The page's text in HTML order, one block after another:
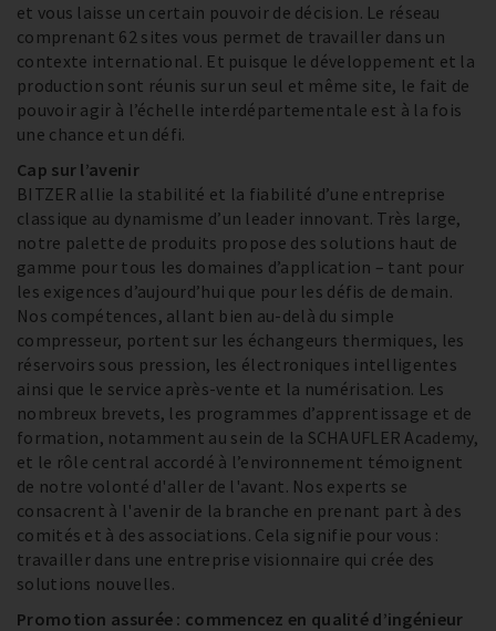
et vous laisse un certain pouvoir de décision. Le réseau
comprenant 62 sites vous permet de travailler dans un
contexte international. Et puisque le développement et la
production sont réunis sur un seul et même site, le fait de
pouvoir agir à l’échelle interdépartementale est à la fois
une chance et un défi.
Cap sur l’avenir
BITZER allie la stabilité et la fiabilité d’une entreprise
classique au dynamisme d’un leader innovant. Très large,
notre palette de produits propose des solutions haut de
gamme pour tous les domaines d’application – tant pour
les exigences d’aujourd’hui que pour les défis de demain.
Nos compétences, allant bien au-delà du simple
compresseur, portent sur les échangeurs thermiques, les
réservoirs sous pression, les électroniques intelligentes
ainsi que le service après-vente et la numérisation. Les
nombreux brevets, les programmes d’apprentissage et de
formation, notamment au sein de la SCHAUFLER Academy,
et le rôle central accordé à l’environnement témoignent
de notre volonté d'aller de l'avant. Nos experts se
consacrent à l'avenir de la branche en prenant part à des
comités et à des associations. Cela signifie pour vous :
travailler dans une entreprise visionnaire qui crée des
solutions nouvelles.
Promotion assurée : commencez en qualité d’ingénieur